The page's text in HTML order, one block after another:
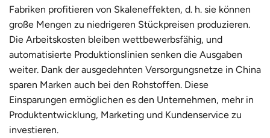
Fabriken profitieren von Skaleneffekten, d. h. sie können
große Mengen zu niedrigeren Stückpreisen produzieren.
Die Arbeitskosten bleiben wettbewerbsfähig, und
automatisierte Produktionslinien senken die Ausgaben
weiter. Dank der ausgedehnten Versorgungsnetze in China
sparen Marken auch bei den Rohstoffen. Diese
Einsparungen ermöglichen es den Unternehmen, mehr in
Produktentwicklung, Marketing und Kundenservice zu
investieren.